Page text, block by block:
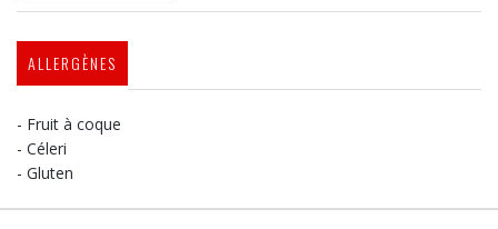
ALLERGÈNES
- Fruit à coque
- Céleri
- Gluten